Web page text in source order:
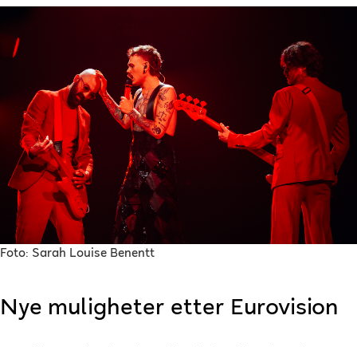
Foto: Sarah Louise Benentt
Nye muligheter etter Eurovision